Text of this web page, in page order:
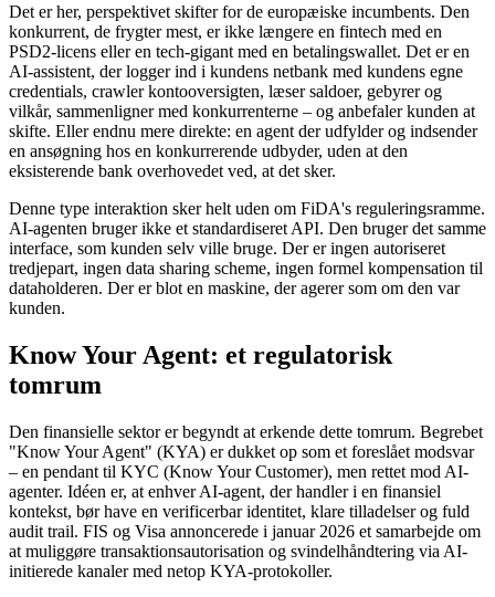
Det er her, perspektivet skifter for de europæiske incumbents. Den
konkurrent, de frygter mest, er ikke længere en fintech med en
PSD2-licens eller en tech-gigant med en betalingswallet. Det er en
AI-assistent, der logger ind i kundens netbank med kundens egne
credentials, crawler kontooversigten, læser saldoer, gebyrer og
vilkår, sammenligner med konkurrenterne – og anbefaler kunden at
skifte. Eller endnu mere direkte: en agent der udfylder og indsender
en ansøgning hos en konkurrerende udbyder, uden at den
eksisterende bank overhovedet ved, at det sker.
Denne type interaktion sker helt uden om FiDA's reguleringsramme.
AI-agenten bruger ikke et standardiseret API. Den bruger det samme
interface, som kunden selv ville bruge. Der er ingen autoriseret
tredjepart, ingen data sharing scheme, ingen formel kompensation til
dataholderen. Der er blot en maskine, der agerer som om den var
kunden.
Know Your Agent: et regulatorisk
tomrum
Den finansielle sektor er begyndt at erkende dette tomrum. Begrebet
"Know Your Agent" (KYA) er dukket op som et foreslået modsvar
– en pendant til KYC (Know Your Customer), men rettet mod AI-
agenter. Idéen er, at enhver AI-agent, der handler i en finansiel
kontekst, bør have en verificerbar identitet, klare tilladelser og fuld
audit trail. FIS og Visa annoncerede i januar 2026 et samarbejde om
at muliggøre transaktionsautorisation og svindelhåndtering via AI-
initierede kanaler med netop KYA-protokoller.